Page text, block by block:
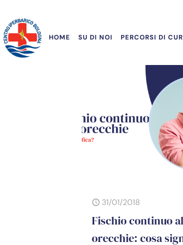
HOME SU DI NOI PERCORSI DI
31/01/2018
Fischio continuo
orecchie: cosa